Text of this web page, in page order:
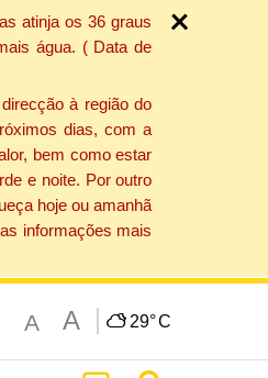
atinja os 36 graus
água. ( Data de
à região do
dias, com a
bem como estar
e noite. Por outro
hoje ou amanhã
informações mais
A A 29°C